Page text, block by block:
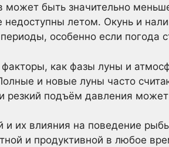
может быть значительно
недоступны летом. Окунь и
особенно если погода
как фазы луны и
и новые луны часто
резкий подъём давления
и их влияния на поведение
и продуктивной в любое